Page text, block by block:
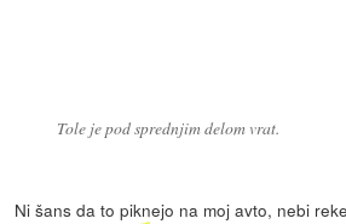
Tole je pod sprednjim delom vrat.
Ni šans da to piknejo na moj avto, nebi